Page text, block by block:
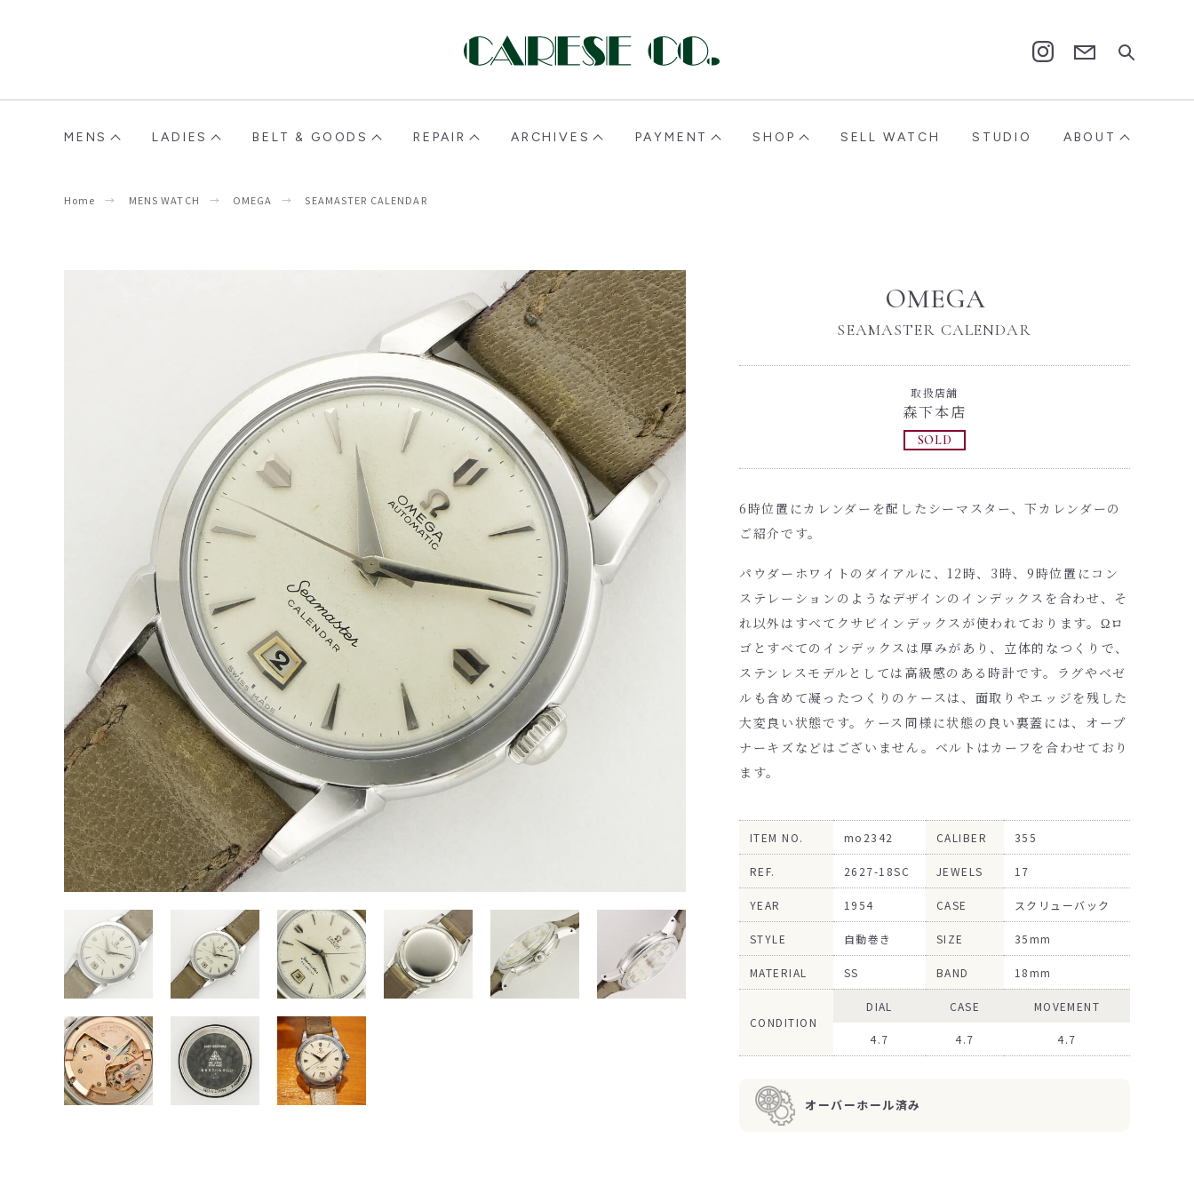
MENS LADIES BELT & GOODS REPAIR ARCHIVES PAYMENT SHOP SELL WATCH STUDIO ABOUT
Home MENS WATCH OMEGA SEAMASTER CALENDAR
OMEGA
SEAMASTER CALENDAR
取扱店舗
森下本店
SOLD
6時位置にカレンダーを配したシーマスター、下カレンダーの
ご紹介です。
パウダーホワイトのダイアルに、12時、3時、9時位置にコン
ステレーションのようなデザインのインデックスを合わせ、そ
れ以外はすべてクサビインデックスが使われております。Ωロ
ゴとすべてのインデックスは厚みがあり、立体的なつくりで、
ステンレスモデルとしては高級感のある時計です。ラグやベゼ
ルも含めて凝ったつくりのケースは、面取りやエッジを残した
大変良い状態です。ケース同様に状態の良い裏蓋には、オープ
ナーキズなどはございません。ベルトはカーフを合わせており
ます。
ITEM NO. mo2342 CALIBER 355
REF. 2627-18SC JEWELS 17
YEAR 1954 CASE スクリューバック
STYLE 自動巻き SIZE 35mm
MATERIAL SS BAND 18mm
CONDITION
DIAL CASE MOVEMENT
4.7 4.7 4.7
オーバーホール済み